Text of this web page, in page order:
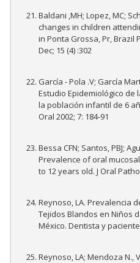
Baldani ,MH; Lopez, MC;
changes in children
in Ponta Grossa, Pr, Brazil
Dec; 15 (4) :302
García - Pola .V; García
Estudio Epidemiológico de
la población infantil de 6
Oral 2002; 7: 184-91
Bessa CFN; Santos, PBJ;
Prevalence of oral
to 12 years old. J Oral
Reynoso, LA. Prevalencia
Tejidos Blandos en Niños
México. Dentista y
Reynoso, LA; Mendoza N.,